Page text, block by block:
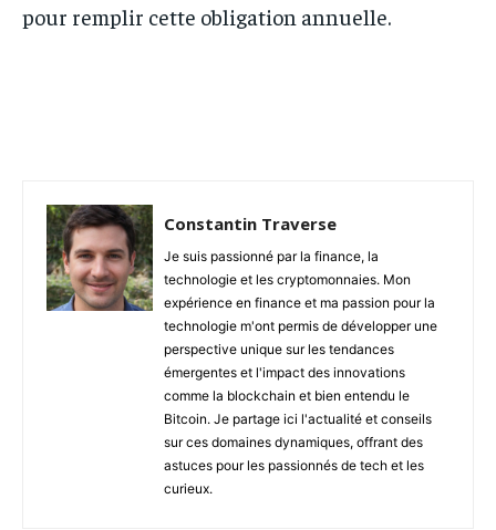
pour remplir cette obligation annuelle.
Constantin Traverse
Je suis passionné par la finance, la
technologie et les cryptomonnaies. Mon
expérience en finance et ma passion pour la
technologie m'ont permis de développer une
perspective unique sur les tendances
émergentes et l'impact des innovations
comme la blockchain et bien entendu le
Bitcoin. Je partage ici l'actualité et conseils
sur ces domaines dynamiques, offrant des
astuces pour les passionnés de tech et les
curieux.